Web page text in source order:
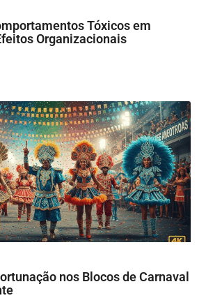
Tóxicos em
Organizacionais
nos Blocos de Carnaval